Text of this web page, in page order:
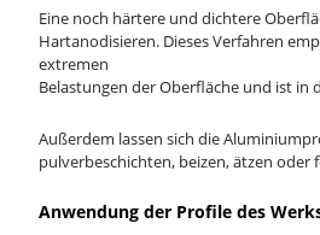
Eine noch härtere und dichtere
Hartanodisieren. Dieses Verfahren
extremen
Belastungen der Oberfläche und ist in
Außerdem lassen sich die
pulverbeschichten, beizen, ätzen oder
Anwendung der Profile des